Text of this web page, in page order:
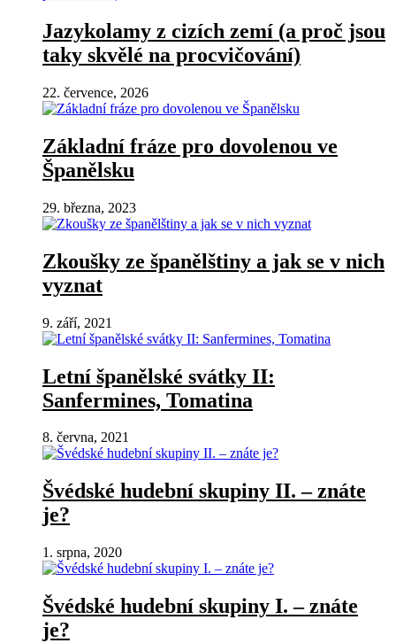
Jazykolamy z cizích zemí (a proč jsou
taky skvělé na procvičování)
22. července, 2026
Základní fráze pro dovolenou ve
Španělsku
29. března, 2023
Zkoušky ze španělštiny a jak se v nich
vyznat
9. září, 2021
Letní španělské svátky II:
Sanfermines, Tomatina
8. června, 2021
Švédské hudební skupiny II. – znáte
je?
1. srpna, 2020
Švédské hudební skupiny I. – znáte
je?